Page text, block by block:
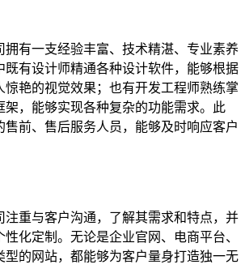
拥有一支经验丰富、技术精湛、专业素养
既有设计师精通各种设计软件，能够根据
惊艳的视觉效果；也有开发工程师熟练掌
架，能够实现各种复杂的功能需求。此
售前、售后服务人员，能够及时响应客户
注重与客户沟通，了解其需求和特点，并
化定制。无论是企业官网、电商平台、
型的网站，都能够为客户量身打造独一无